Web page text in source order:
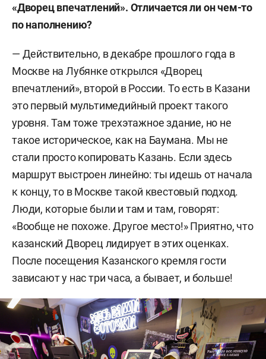
«Дворец впечатлений». Отличается ли он чем-то
по наполнению?
— Действительно, в декабре прошлого года в
Москве на Лубянке открылся «Дворец
впечатлений», второй в России. То есть в Казани
это первый мультимедийный проект такого
уровня. Там тоже трехэтажное здание, но не
такое историческое, как на Баумана. Мы не
стали просто копировать Казань. Если здесь
маршрут выстроен линейно: ты идешь от начала
к концу, то в Москве такой квестовый подход.
Люди, которые были и там и там, говорят:
«Вообще не похоже. Другое место!» Приятно, что
казанский Дворец лидирует в этих оценках.
После посещения Казанского кремля гости
зависают у нас три часа, а бывает, и больше!